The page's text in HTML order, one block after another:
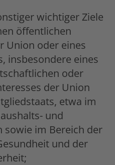
wichtiger Ziele
öffentlichen
Union oder eines
insbesondere eines
oder
der Union
etwa im
und
sowie im Bereich der
und der